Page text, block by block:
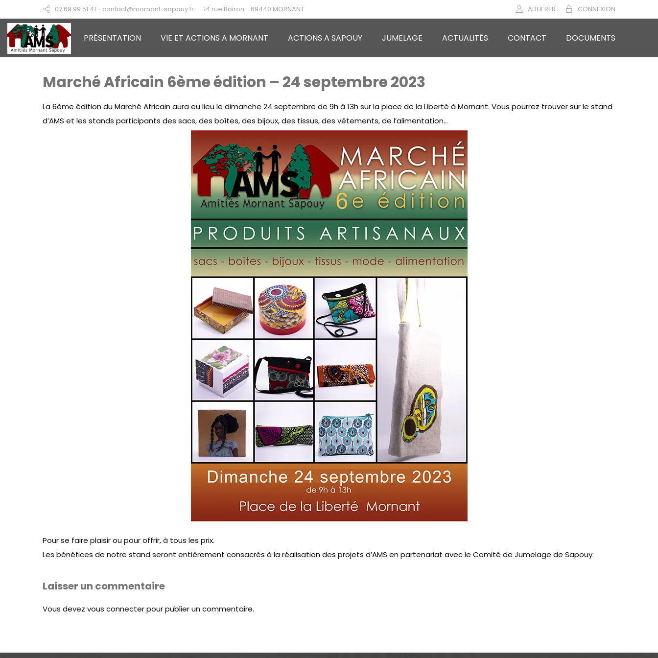
07.69.99.51.41 - contact@mornant-sapouy.fr 14 rue Boiron - 69440 MORNANT CONNEXION
ADHERER
PRÉSENTATION VIE ET ACTIONS A MORNANT ACTIONS A SAPOUY JUMELAGE ACTUALITÉS CONTACT DOCUMENTS
Marché Africain 6ème édition – 24 septembre 2023
La 6ème édition du Marché Africain aura eu lieu le dimanche 24 septembre de 9h à 13h sur la place de la Liberté à Mornant. Vous pourrez trouver sur le stand
d’AMS et les stands participants des sacs, des boîtes, des bijoux, des tissus, des vêtements, de l’alimentation…
Pour se faire plaisir ou pour offrir, à tous les prix.
Les bénéfices de notre stand seront entièrement consacrés à la réalisation des projets d’AMS en partenariat avec le Comité de Jumelage de Sapouy.
Laisser un commentaire
Vous devez vous connecterpour publier un commentaire.